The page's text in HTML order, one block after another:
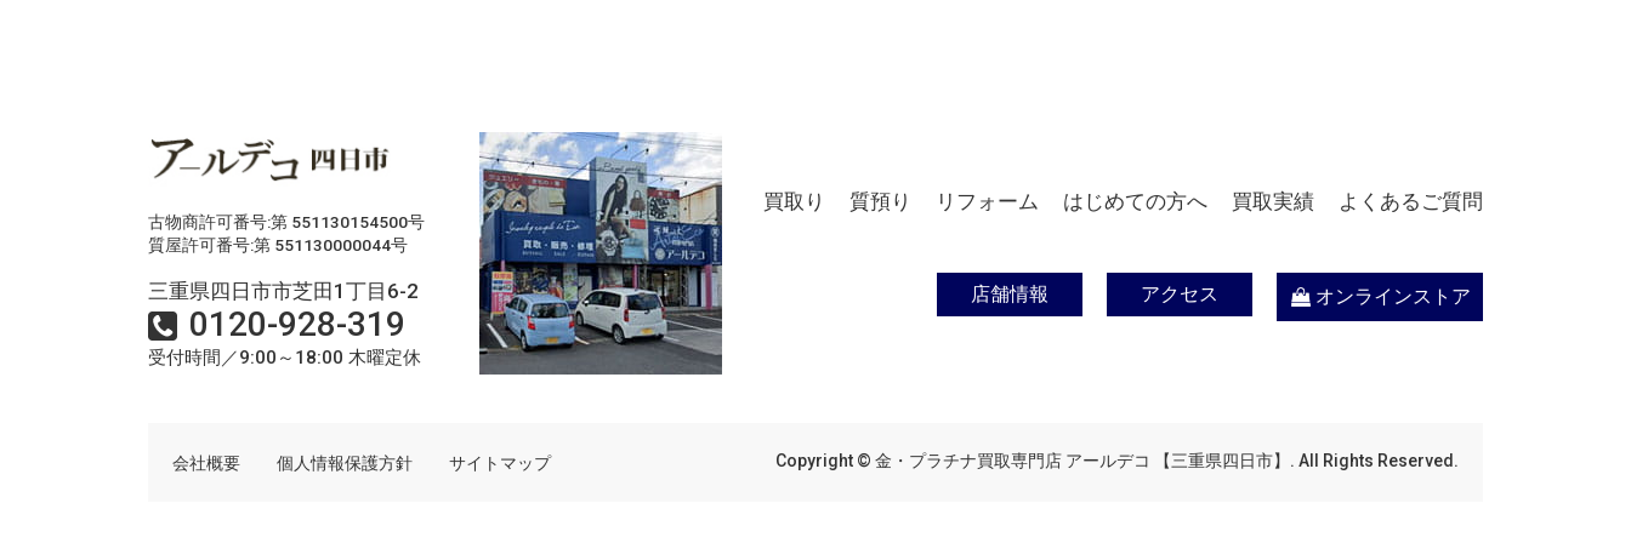
古物商許可番号:第 551130154500号
質屋許可番号:第 551130000044号
三重県四日市市芝田1丁目6-2
0120-928-319
受付時間／9:00～18:00 木曜定休
買取り 質預り リフォーム はじめての方へ 買取実績 よくあるご質問
店舗情報 アクセス オンラインストア
会社概要 個人情報保護方針 サイトマップ Copyright © 金・プラチナ買取専門店 アールデコ 【三重県四日市】. All Rights Reserved.